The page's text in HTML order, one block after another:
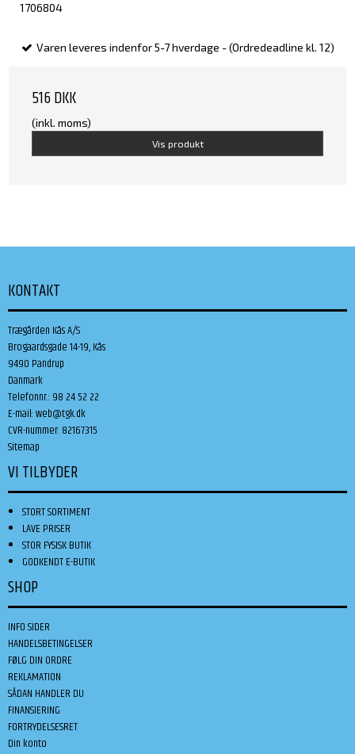
1706804
Varen leveres indenfor 5-7 hverdage - (Ordredeadline kl. 12)
516 DKK
(inkl. moms)
Vis produkt
KONTAKT
Trægården Kås A/S
Brogaardsgade 14-19, Kås
9490 Pandrup
Danmark
Telefonnr.: 98 24 52 22
E-mail:web@tgk.dk
CVR-nummer: 82167315
Sitemap
VI TILBYDER
STORT SORTIMENT
LAVE PRISER
STOR FYSISK BUTIK
GODKENDT E-BUTIK
SHOP
INFO SIDER
HANDELSBETINGELSER
FØLG DIN ORDRE
REKLAMATION
SÅDAN HANDLER DU
FINANSIERING
FORTRYDELSESRET
Din konto